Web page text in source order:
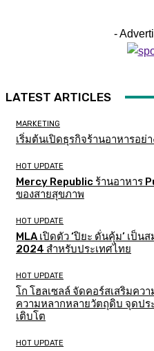
-
LATEST ARTICLES
MARKETING
เริ่มต้นเปิดธุรกิจร้านอาหารอย่
HOT UPDATE
Mercy Republic ร้านอาหาร
ของสายสุขภาพ
HOT UPDATE
MLA เปิดตัว ‘ปิยะ ดั่นคุ้ม’ เป็
2024 สำหรับประเทศไทย
HOT UPDATE
โก โฮลเซลล์ จัดคอร์สเสริมค
ความหลากหลายวัตถุดิบ จุดป
เติบโต
HOT UPDATE